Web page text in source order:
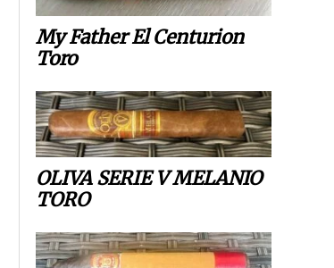
My Father El Centurion
Toro
OLIVA SERIE V MELANIO
TORO